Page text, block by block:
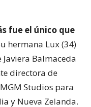
fue el único que
hermana Lux (34)
Balmaceda
directora de
Studios para
y Nueva Zelanda.